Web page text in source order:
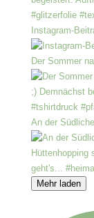
Instagram-
Der Sommer
An der
Mehr laden